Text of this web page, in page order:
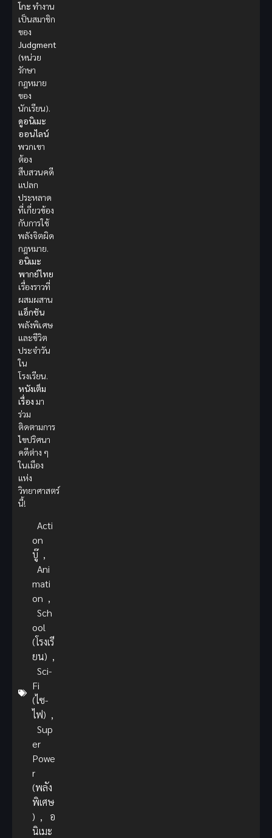
โกะ ทำงาน
เป็นสมาชิก
ของ
Judgment
(หน่วย
รักษา
กฎหมาย
ของ
นักเรียน).
ดูอนิเมะ
ออนไลน์
พวกเขา
ต้อง
สืบสวนคดี
แปลก
ประหลาด
ที่เกี่ยวข้อง
กับการใช้
พลังจิตผิด
กฎหมาย.
อนิเมะ
พากย์ไทย
เรื่องราวที่
ผสมผสาน
แอ็กชัน
พลังพิเศษ
และชีวิต
ประจำวัน
ใน
โรงเรียน.
หนังเต็ม
เรื่อง มา
ร่วม
ติดตามการ
ไขปริศนา
คดีต่าง ๆ
ในเมือง
แห่ง
วิทยาศาสตร์
นี้!
Acti
on
บู๊ ,
Ani
mati
on ,
Sch
ool
(โรงเรี
ยน) ,
Sci-
Fi
(ไซ-
ไฟ) ,
Sup
er
Powe
r
(พลัง
พิเศษ
) ,
อ
นิเมะ